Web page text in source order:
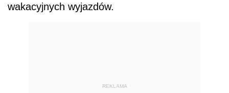
wakacyjnych wyjazdów.
REKLAMA